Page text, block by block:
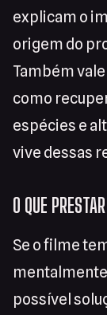
explicam o
origem do
Também
como
espécies e
vive dessas
O QUE
Se o filme
possível